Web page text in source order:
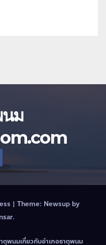
ม
| Theme: Newsupby
.
ตุพนมเกี่ยวกับอำเภอธาตุพนม